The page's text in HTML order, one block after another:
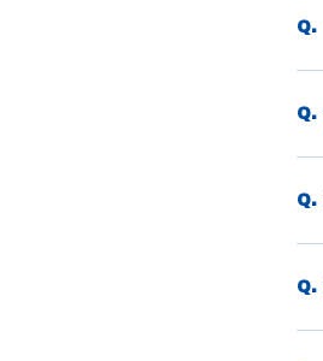
Q.
Q.
Q.
Q.